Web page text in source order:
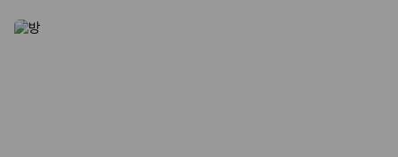
확인합니다.
실시간 예약: